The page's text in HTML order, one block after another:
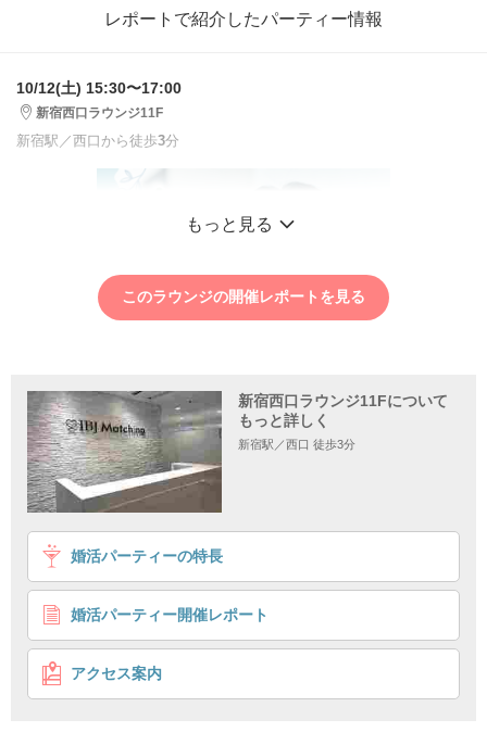
レポートで紹介したパーティー情報
10/12(土) 15:30〜17:00
新宿西口ラウンジ11F
新宿駅／西口から徒歩3分
1 2 3
大人気企画♡『年上の女性が好きです！』
自然体でいられる恋愛が理想の年下彼氏♡
年齢重視で出会いたい 初参加数1位のIBJ店舗
企画詳細
もっと見る
このラウンジの開催レポートを見る
新宿西口ラウンジ11Fについて
もっと詳しく
新宿駅／西口 徒歩3分
婚活パーティーの特長
婚活パーティー開催レポート
アクセス案内